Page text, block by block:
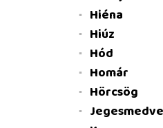
Hiéna
Hiúz
Hód
Homár
Hörcsög
Jegesmedve